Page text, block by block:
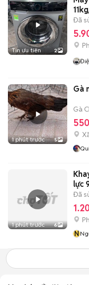
Tin ưu tiên 2
Đã
1 phút trước 5
Gà
Gà
1 phút trước 6
lực
Đã
N